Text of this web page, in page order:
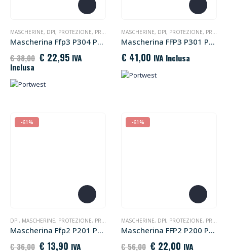
MASCHERINE, DPI, PROTEZIONE, PROTEZIONE VIE RESPIRATORIE
Mascherina Ffp3 P304 Portwest
€38,00 Il
prezzo
era:
€ 22,95Il
prezzo
IVA
Inclusa
MASCHERINE, DPI, PROTEZIONE, PROTEZIONE VIE RESPIRATORIE
Mascherina FFP3 P301 Portwest
€ 41,00 IVA Inclusa
-61%
DPI, MASCHERINE, PROTEZIONE, PROTEZIONE VIE RESPIRATORIE
Mascherina Ffp2 P201 Portwest
€36,00 Il
€ 13,90 IlIVA
-61%
MASCHERINE, DPI, PROTEZIONE, PROTEZIONE VIE RESPIRATORIE
Mascherina FFP2 P200 Portwest
€56,00 Il
€ 22,00 IlIVA